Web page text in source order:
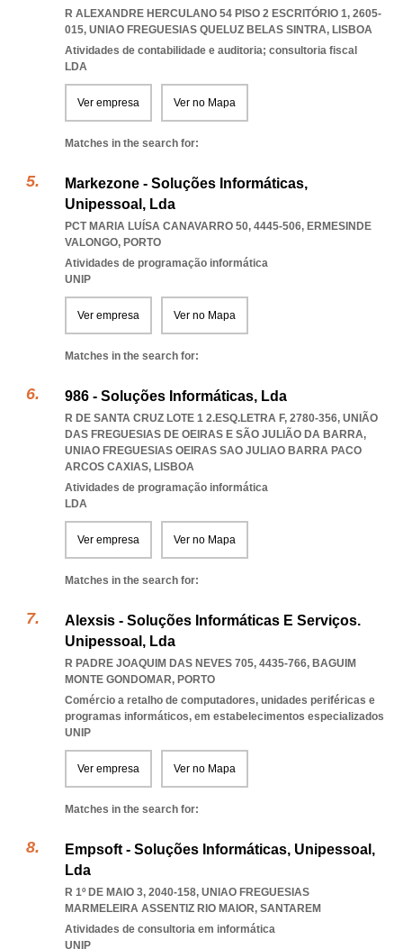
R ALEXANDRE HERCULANO 54 PISO 2 ESCRITÓRIO 1, 2605-
015, UNIAO FREGUESIAS QUELUZ BELAS SINTRA, LISBOA
Atividades de contabilidade e auditoria; consultoria fiscal
LDA
Ver empresa Ver no Mapa
Matches in the search for:
Markezone - Soluções Informáticas,
Unipessoal, Lda
PCT MARIA LUÍSA CANAVARRO 50, 4445-506, ERMESINDE
VALONGO, PORTO
Atividades de programação informática
UNIP
Ver empresa Ver no Mapa
Matches in the search for:
986 - Soluções Informáticas, Lda
R DE SANTA CRUZ LOTE 1 2.ESQ.LETRA F, 2780-356, UNIÃO
DAS FREGUESIAS DE OEIRAS E SÃO JULIÃO DA BARRA,
UNIAO FREGUESIAS OEIRAS SAO JULIAO BARRA PACO
ARCOS CAXIAS, LISBOA
Atividades de programação informática
LDA
Ver empresa Ver no Mapa
Matches in the search for:
Alexsis - Soluções Informáticas E Serviços.
Unipessoal, Lda
R PADRE JOAQUIM DAS NEVES 705, 4435-766, BAGUIM
MONTE GONDOMAR, PORTO
Comércio a retalho de computadores, unidades periféricas e
programas informáticos, em estabelecimentos especializados
UNIP
Ver empresa Ver no Mapa
Matches in the search for:
Empsoft - Soluções Informáticas, Unipessoal,
Lda
R 1º DE MAIO 3, 2040-158, UNIAO FREGUESIAS
MARMELEIRA ASSENTIZ RIO MAIOR, SANTAREM
Atividades de consultoria em informática
UNIP